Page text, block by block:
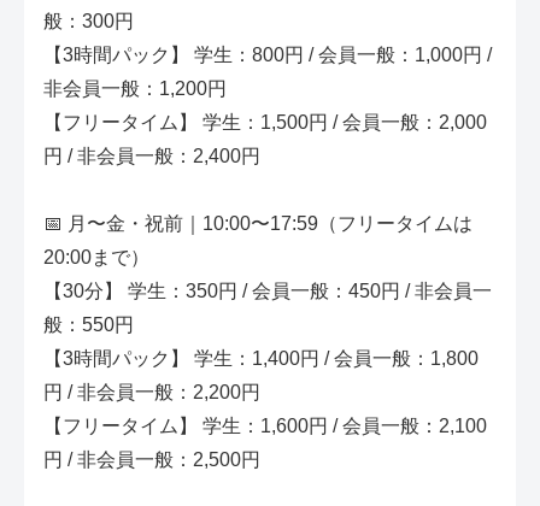
般：300円
【3時間パック】 学生：800円 / 会員一般：1,000円 /
非会員一般：1,200円
【フリータイム】 学生：1,500円 / 会員一般：2,000
円 / 非会員一般：2,400円
📅 月〜金・祝前｜10:00〜17:59（フリータイムは
20:00まで）
【30分】 学生：350円 / 会員一般：450円 / 非会員一
般：550円
【3時間パック】 学生：1,400円 / 会員一般：1,800
円 / 非会員一般：2,200円
【フリータイム】 学生：1,600円 / 会員一般：2,100
円 / 非会員一般：2,500円